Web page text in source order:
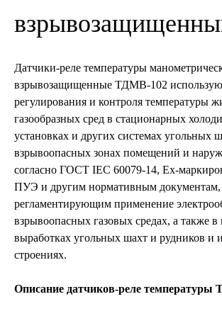
Датчики-реле температуры
взрывозащищенные ТДМВ-102
регулирования и контроля температуры
газообразных сред в стационарных
установках и других системах угольных
взрывоопасных зонах помещений и
согласно ГОСТ IEC 60079-14, Ex-
ПУЭ и другим нормативным документам,
регламентирующим применение
взрывоопасных газовых средах, а также
выработках угольных шахт и рудников и
строениях.
Описание датчиков-реле температуры